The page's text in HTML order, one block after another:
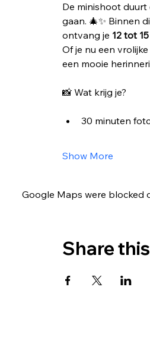
De minishoot duurt
gaan. 🎄✨ Binnen
ontvang je 12 tot
Of je nu een
een mooie
📸 Wat krijg je?
30 minuten
Show More
Google Maps were blocked
Share